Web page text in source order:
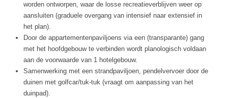
worden ontworpen, waar de losse recreatieverblijven weer op
aansluiten (graduele overgang van intensief naar extensief in
het plan).
Door de appartementenpaviljoens via een (transparante) gang
met het hoofdgebouw te verbinden wordt planologisch voldaan
aan de voorwaarde van 1 hotelgebouw.
Samenwerking met een strandpaviljoen, pendelvervoer door de
duinen met golfcar/tuk-tuk (vraagt om aanpassing van het
duinpad).